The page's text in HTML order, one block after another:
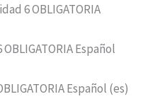
6 OBLIGATORIA
Español
Español (es)